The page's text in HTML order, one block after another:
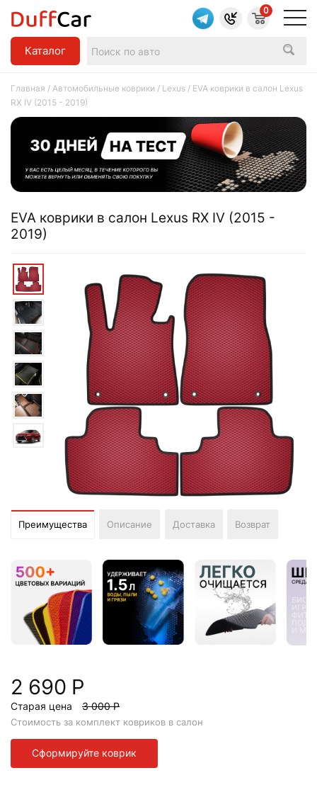
Каталог
0
Главная / Автомобильные коврики / Lexus / EVA коврики в салон Lexus
RX IV (2015 - 2019)
EVA коврики в салон Lexus RX IV (2015 -
2019)
Преимущества Описание Доставка Возврат
2 690 Р
Старая цена 3 000 Р
Стоимость за комплект ковриков в салон
Сформируйте коврик